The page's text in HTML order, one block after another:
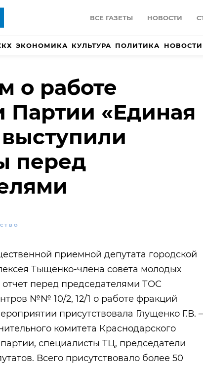
ВСЕ ГАЗЕТЫ НОВОСТИ
ЭКОНОМИКА КУЛЬТУРА ПОЛИТИКА
о работе
Партии «Единая
перед
приемной депутата городской
Тыщенко-члена совета молодых
отчет перед председателями ТОС
№№ 10/2, 12/1 о работе фракций
присутствовала Глущенко Г.В. –
комитета Краснодарского
специалисты ТЦ, председатели
Всего присутствовало более 50